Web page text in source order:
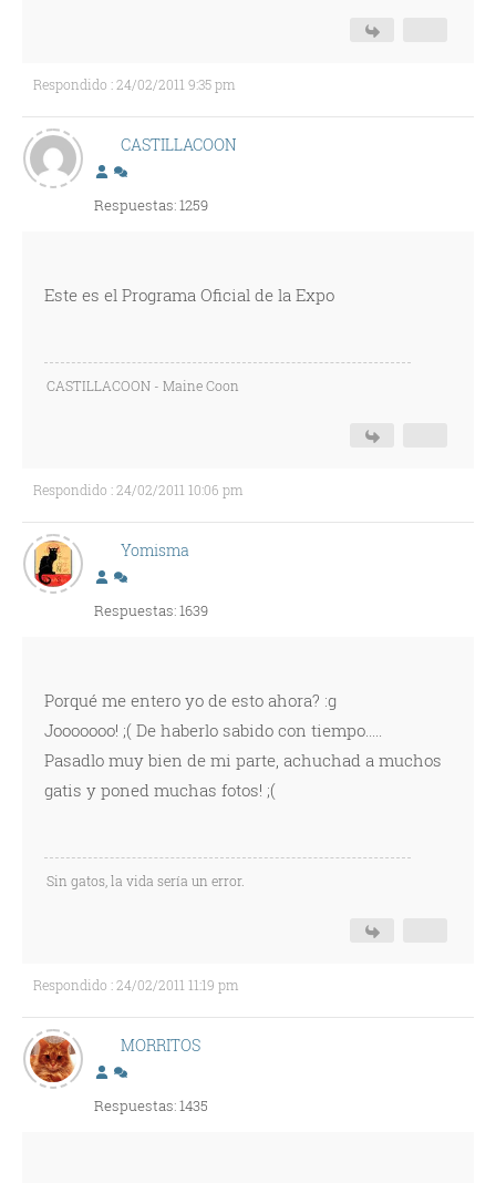
Respondido : 24/02/2011 9:35 pm
CASTILLACOON
Respuestas: 1259
Este es el Programa Oficial de la Expo
CASTILLACOON - Maine Coon
Respondido : 24/02/2011 10:06 pm
Yomisma
Respuestas: 1639
Porqué me entero yo de esto ahora? :g
Jooooooo! ;( De haberlo sabido con tiempo.....
Pasadlo muy bien de mi parte, achuchad a muchos
gatis y poned muchas fotos! ;(
Sin gatos, la vida sería un error.
Respondido : 24/02/2011 11:19 pm
MORRITOS
Respuestas: 1435